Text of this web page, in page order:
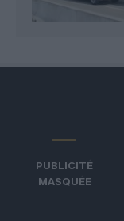
PUBLICITÉ
MASQUÉE